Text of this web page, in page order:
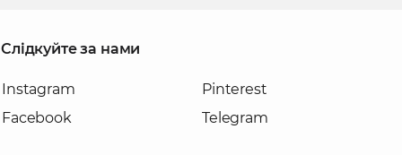
Слідкуйте за нами
Instagram
Facebook
Pinterest
Telegram